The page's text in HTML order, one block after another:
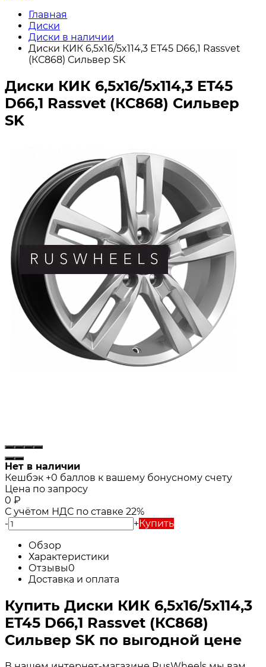
Главная
Диски
Диски в наличии
Диски КИК 6,5x16/5x114,3 ET45 D66,1 Rassvet
(КС868) Сильвер SK
Диски КИК 6,5x16/5x114,3 ET45
D66,1 Rassvet (КС868) Сильвер
SK
Нет в наличии
Кешбэк +0 баллов к вашему бонусному счету
Цена по запросу
0 ₽
С учётом НДС по ставке 22%
-
+Купить
Обзор
Характеристики
Отзывы0
Доставка и оплата
Купить Диски КИК 6,5x16/5x114,3
ET45 D66,1 Rassvet (КС868)
Сильвер SK по выгодной цене